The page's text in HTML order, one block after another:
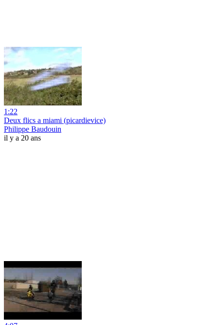
1:22
Deux flics a miami (picardievice)
Philippe Baudouin
il y a 20 ans